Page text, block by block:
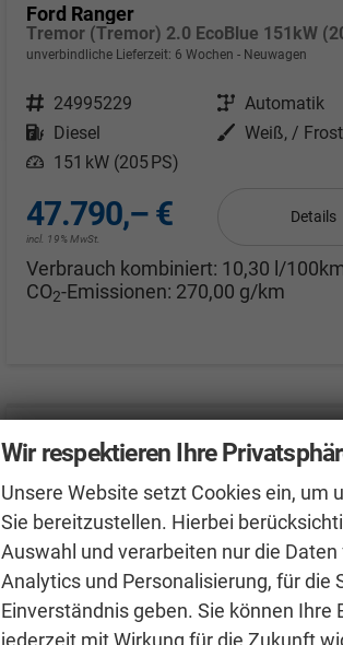
Ford Ranger
unverbindliche Lieferzeit: 6 Wochen Neuwagen
Fahrzeugnr. 24995229 Getriebe Automatik
Kraftstoff Diesel Außenfarbe
Leistung 151 kW (205 PS)
47.790,– €
incl. 19% MwSt.
Details
Verbrauch kombiniert: 10,30 l/
CO2-Emissionen: 270,00 g/km
Wir respektieren Ihre
Unsere Website setzt Cookies ein, um
Sie bereitzustellen. Hierbei
Auswahl und verarbeiten nur die
Analytics und Personalisierung, für die
Einverständnis geben. Sie können Ihre
jederzeit mit Wirkung für die Zukunft